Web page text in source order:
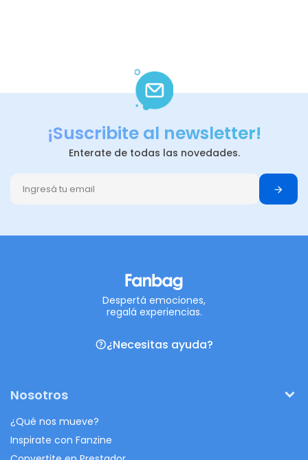
¡Suscribite al newsletter!
Enterate de todas las novedades.
Despertá emociones,
regalá experiencias.
¿Necesitas ayuda?
Nosotros
¿Qué nos mueve?
Inspirate con Fanzine